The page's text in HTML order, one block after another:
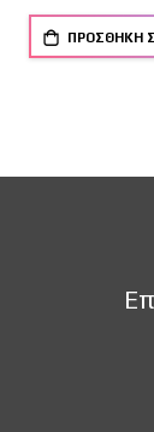
ΠΡΟΣΘΉΚΗ